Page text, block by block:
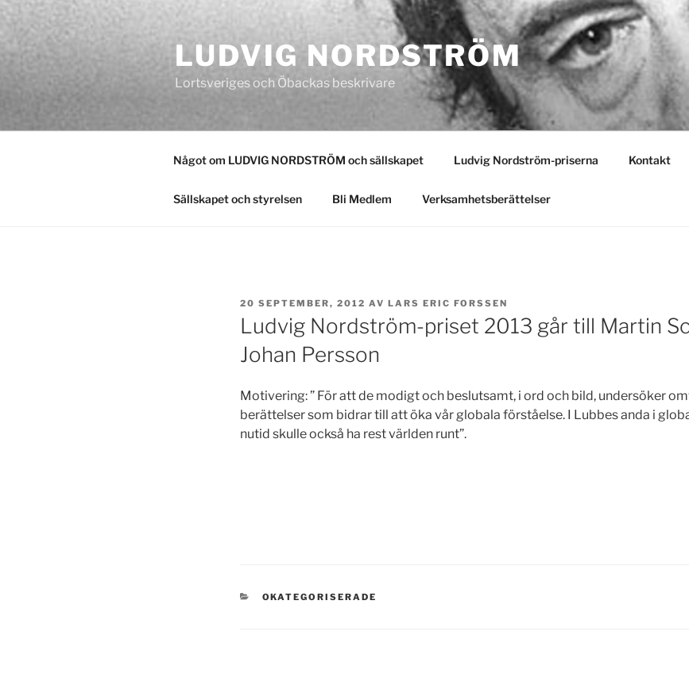
Hoppa
innehåll
LUDVIG NORDSTRÖM
Lortsveriges och Öbackas beskrivare
Något om LUDVIG NORDSTRÖM och sällskapet Ludvig Nordström-priserna Kontakt
Sällskapet och styrelsen Bli Medlem Verksamhetsberättelser
PUBLICERAT
20 SEPTEMBER, 2012 AV LARS ERIC FORSSEN
Ludvig Nordström-priset 2013 går till Martin
Johan Persson
Motivering: ” För att de modigt och beslutsamt, i ord och bild, undersöker
berättelser som bidrar till att öka vår globala förståelse. I Lubbes anda i
nutid skulle också ha rest världen runt”.
KATEGORIER
OKATEGORISERADE